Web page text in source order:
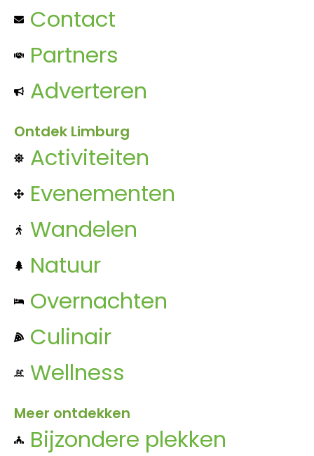
Contact
Partners
Adverteren
Ontdek Limburg
Activiteiten
Evenementen
Wandelen
Natuur
Overnachten
Culinair
Wellness
Meer ontdekken
Bijzondere plekken